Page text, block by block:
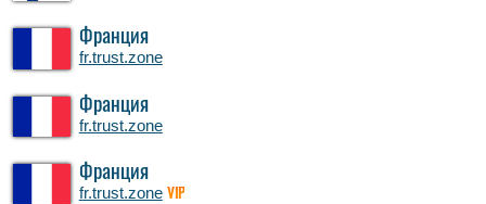
Франция
fr.trust.zone
Франция
fr.trust.zone
Франция
fr.trust.zone VIP